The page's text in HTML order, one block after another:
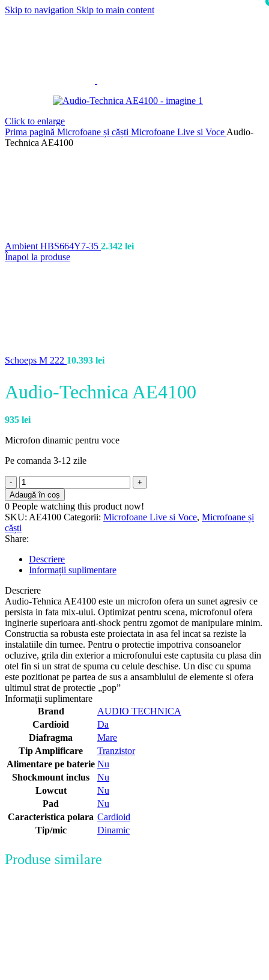
Skip to navigation Skip to main content
Click to enlarge
Prima pagină Microfoane și căști Microfoane Live si Voce Audio-
Technica AE4100
Ambient HBS664Y7-35 2.342 lei
Înapoi la produse
Schoeps M 222 10.393 lei
Audio-Technica AE4100
935 lei
Microfon dinamic pentru voce
Pe comanda 3-12 zile
Adaugă în coș
0 People watching this product now!
SKU: AE4100 Categorii: Microfoane Live si Voce, Microfoane și
căști
Share:
Descriere
Informații suplimentare
Descriere
Audio-Tehnica AE4100 este un microfon ofera un sunet agresiv ce
persista in fata mix-ului. Optimizat pentru scena, microfonul ofera
inginerie superioara anti-shock pentru zgomot de manipulare minim.
Constructia sa robusta este proiectata in asa fel incat sa reziste la
instalatiile din turnee. Pentru o protectie impotriva consoanelor
ocluzive, grila din exterior a microfonului este captusita cu plasa din
otel fin si un strat de spuma cu celule deschise. Un disc cu spuma
este pozitionat pe partea de sus a ansamblului de elemente si ofera
ultimul strat de protectie „pop”
Informații suplimentare
Brand
AUDIO TECHNICA
Cardioid
Da
Diafragma
Mare
Tip Amplificare
Tranzistor
Alimentare pe baterie Nu
Shockmount inclus
Nu
Lowcut
Nu
Pad
Nu
Caracteristica polara Cardioid
Tip/mic
Dinamic
Produse similare